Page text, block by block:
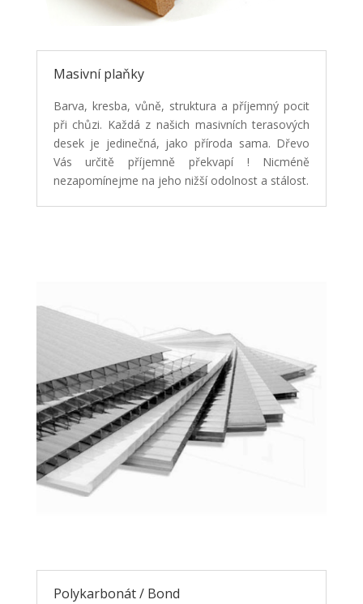
Masivní plaňky
Barva, kresba, vůně, struktura a příjemný pocit
při chůzi. Každá z našich masivních terasových
desek je jedinečná, jako příroda sama. Dřevo
Vás určitě příjemně překvapí ! Nicméně
nezapomínejme na jeho nižší odolnost a stálost.
Polykarbonát / Bond